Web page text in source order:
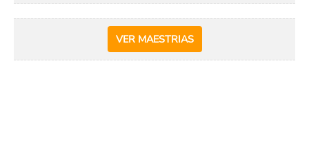
VER MAESTRIAS